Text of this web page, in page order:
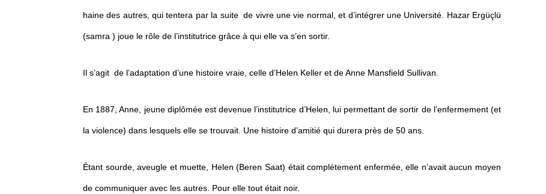
haine des autres, qui tentera par la suite de vivre une vie normal, et d’intégrer une Université. Hazar Ergüçlü
(samra ) joue le rôle de l’institutrice grâce à qui elle va s’en sortir.
Il s’agit de l’adaptation d’une histoire vraie, celle d’Helen Keller et de Anne Mansfield Sullivan.
En 1887, Anne, jeune diplômée est devenue l’institutrice d’Helen, lui permettant de sortir de l’enfermement (et
la violence) dans lesquels elle se trouvait. Une histoire d’amitié qui durera près de 50 ans.
Étant sourde, aveugle et muette, Helen (Beren Saat) était complétement enfermée, elle n’avait aucun moyen
de communiquer avec les autres. Pour elle tout était noir.